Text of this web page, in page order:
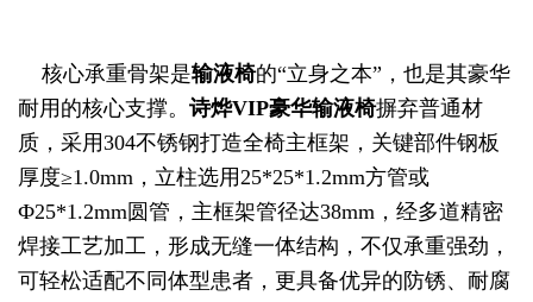
核心承重骨架是输液椅的“立身之本”，也是其豪华
耐用的核心支撑。 诗烨VIP豪华输液椅摒弃普通材
质，采用304不锈钢打造全椅主框架，关键部件钢板
厚度≥1.0mm，立柱选用25*25*1.2mm方管或
Ф25*1.2mm圆管，主框架管径达38mm，经多道精密
焊接工艺加工，形成无缝一体结构，不仅承重强劲，
可轻松适配不同体型患者，更具备优异的防锈、耐腐